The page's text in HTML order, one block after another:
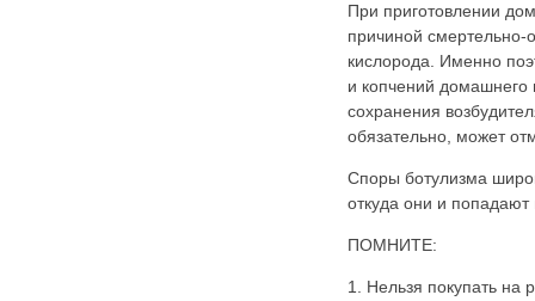
При приготовлении
причиной смертельно-
кислорода. Именно
и копчений домашнего
сохранения
обязательно, может
Споры ботулизма
откуда они и
ПОМНИТЕ:
1. Нельзя покупать на